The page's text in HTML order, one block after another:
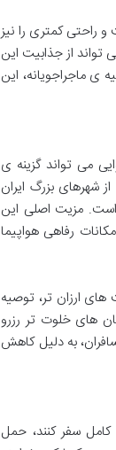
راحتی کمتری را نیز
تواند از جذابیت این
ی ماجراجویانه، این
می تواند گزینه ی
شهرهای بزرگ ایران
است. مزیت اصلی این
رفاهی هواپیما
ارزان تر، توصیه
های خلوت تر رزرو
به دلیل کاهش
سفر کنند، حمل